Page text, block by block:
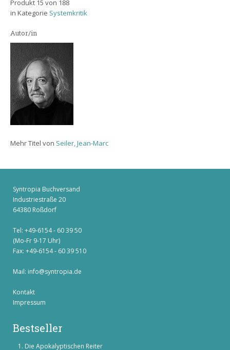
Produkt 15 von 188
in Kategorie Systemkritik
Autor/in
Mehr Titel von Seiler, Jean-Marc
Syntropia Buchversand
Industriestraße 20
64380 Roßdorf
Tel: +49-6154 - 60 39 50
(Mo-Fr 9-17 Uhr)
Fax: +49-6154 - 60 39 510
Mail: info@syntropia.de
Kontakt
Impressum
Bestseller
Die Apokalyptischen Reiter